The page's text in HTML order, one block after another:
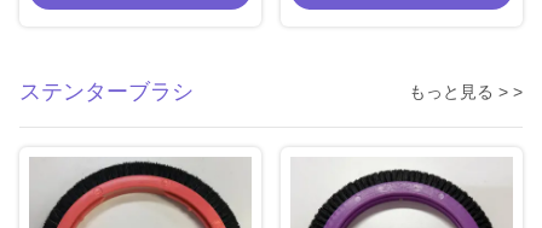
ステンターブラシ もっと見る > >